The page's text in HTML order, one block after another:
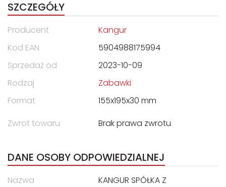
SZCZEGÓŁY
Producent
Kangur
Kod EAN
5904988175994
Sprzedaż od
2023-10-09
Rodzaj
Zabawki
Format
155x195x30 mm
Zwrot towaru
Brak prawa zwrotu
DANE OSOBY ODPOWIEDZIALNEJ
Nazwa
KANGUR SPÓŁKA Z